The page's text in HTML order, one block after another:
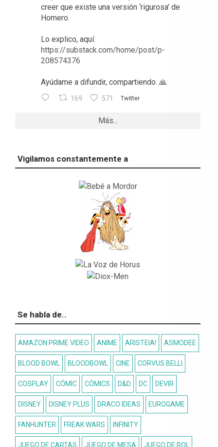
creer que existe una versión ‘rigurosa’ de
Homero.
Lo explico, aquí:
https://substack.com/home/post/p-
208574376
Ayúdame a difundir, compartiendo. 🙏
169 571 Twitter
Más...
Vigilamos constantemente a
Se habla de..
AMAZON PRIME VIDEO ANIME ARISTEIA! ASMODEE
BLOOD BOWL BLOODBOWL CINE CORVUS BELLI
COSPLAY CÓMIC CÓMICS D&D DC DEVIR
DISNEY DISNEY PLUS DRACO IDEAS EUROGAME
FANHUNTER FREAK WARS INFINITY
JUEGO DE CARTAS JUEGO DE MESA JUEGO DE ROL